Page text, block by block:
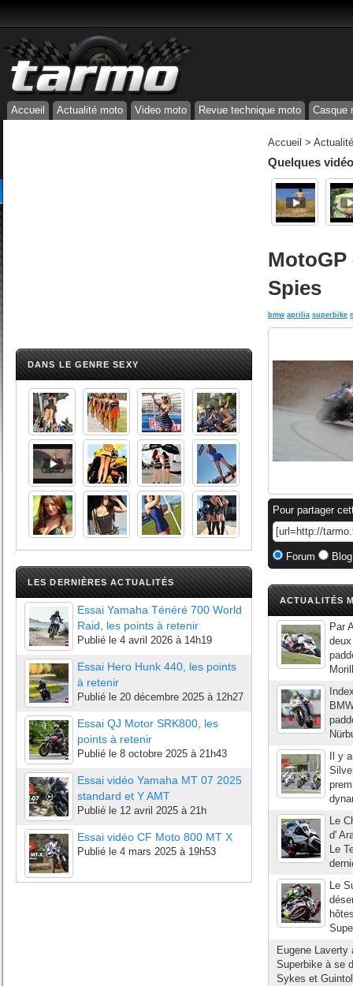
Accueil Actualité moto Video moto Revue technique moto Casque
DANS LE GENRE SEXY
LES DERNIÈRES ACTUALITÉS
Essai Yamaha Ténéré 700 World
Raid, les points à retenir
Publié le 4 avril 2026 à 14h19
Essai Hero Hunk 440, les points
à retenir
Publié le 20 décembre 2025 à 12h27
Essai QJ Motor SRK800, les
points à retenir
Publié le 8 octobre 2025 à 21h43
Essai vidéo Yamaha MT 07 2025
standard et Y AMT
Publié le 12 avril 2025 à 21h
Essai vidéo CF Moto 800 MT X
Publié le 4 mars 2025 à 19h53
Accueil >
Quelques
MotoGP
Spies
bmw aprilia superbike
Pour partager
Forum
ACTUALITÉS
Par
Il y
Le
d'
Le
Le
Eugene Laverty
Superbike à se
Sykes et